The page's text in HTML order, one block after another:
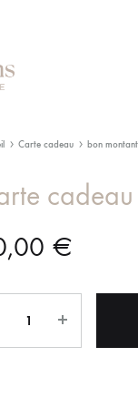
Carte cadeau bon montant
€